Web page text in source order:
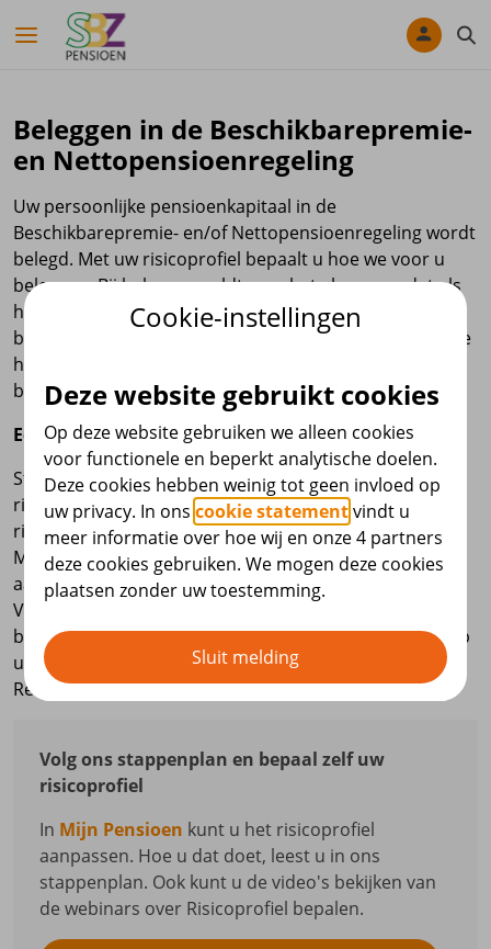
Navigatie overslaan
Beleggen in de Beschikbarepremie-
en Nettopensioenregeling
Uw persoonlijke pensioenkapitaal in de
Beschikbarepremie- en/of Nettopensioenregeling wordt
belegd. Met uw risicoprofiel bepaalt u hoe we voor u
beleggen. Bij beleggen geldt over het algemeen dat als
het einddoel verder weg is, er risicovoller kan worden
belegd. Er is dan meer tijd om eventuele tegenvallers te
herstellen. Een jonger iemand kan dus risicovoller
beleggen dan een ouder iemand.
Een voorbeeld: aanpassing van het beleggingsrisico
Stel dat u een jonge deelnemer bent en start in
risicoprofiel Neutraal (gemiddeld risico). Bij het
risicoprofiel Neutraal belegt u dan voor 85% in de
Module Rendement. Dit is een beleggingsmix van
aandelen, vastgoed en obligaties met hoger risico.
Vanaf 45 jaar bouwen we het risico langzaam af. U
belegt dan steeds minder in de Module Rendement. Op
uw 58e belegt u voor ongeveer 50% in de Module
Rendement.
Volg ons stappenplan en bepaal zelf uw
risicoprofiel
In Mijn Pensioen kunt u het risicoprofiel
aanpassen. Hoe u dat doet, leest u in ons
stappenplan. Ook kunt u de video's bekijken van
de webinars over Risicoprofiel bepalen.
Cookie-instellingen
Deze website gebruikt cookies
Op deze website gebruiken we alleen cookies
voor functionele en beperkt analytische doelen.
Deze cookies hebben weinig tot geen invloed op
uw privacy. In onscookie statementvindt u
meer informatie over hoe wij en onze 4 partners
deze cookies gebruiken. We mogen deze cookies
plaatsen zonder uw toestemming.
Sluit melding